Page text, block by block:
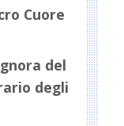
Cuore
del
degli